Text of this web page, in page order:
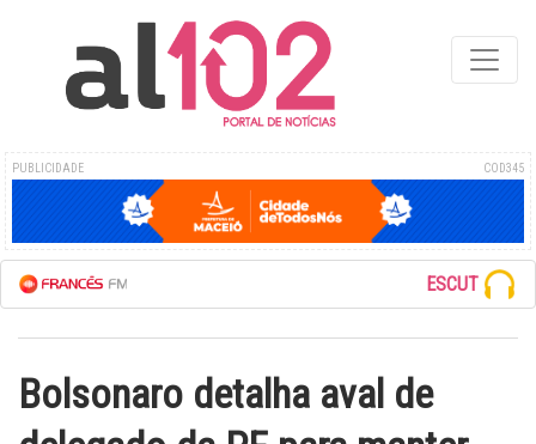
PUBLICIDADE COD345
ESCUTE A REDE
Bolsonaro detalha aval de